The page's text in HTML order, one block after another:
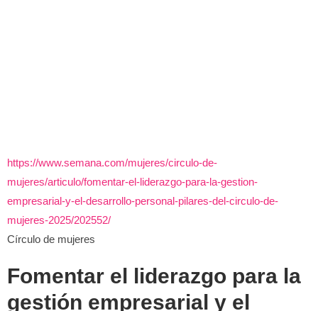
https://www.semana.com/mujeres/circulo-de-
mujeres/articulo/fomentar-el-liderazgo-para-la-gestion-
empresarial-y-el-desarrollo-personal-pilares-del-circulo-de-
mujeres-2025/202552/
Círculo de mujeres
Fomentar el liderazgo para la
gestión empresarial y el